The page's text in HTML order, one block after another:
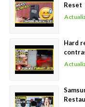
Reset
Hard